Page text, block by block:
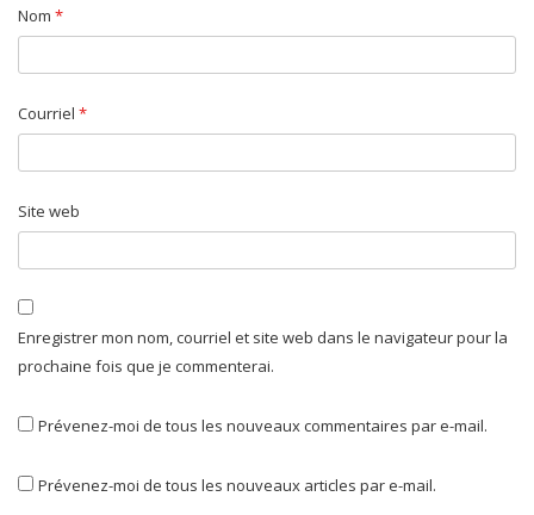
Nom *
Courriel *
Site web
Enregistrer mon nom, courriel et site web dans le navigateur pour la
prochaine fois que je commenterai.
Prévenez-moi de tous les nouveaux commentaires par e-mail.
Prévenez-moi de tous les nouveaux articles par e-mail.